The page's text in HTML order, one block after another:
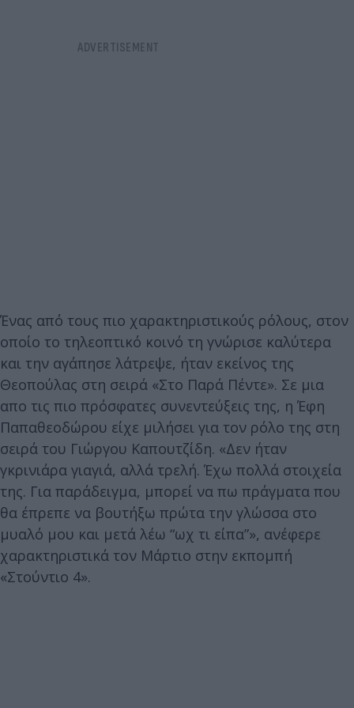
Ένας από τους πιο χαρακτηριστικούς ρόλους, στον
οποίο το τηλεοπτικό κοινό τη γνώρισε καλύτερα
και την αγάπησε λάτρεψε, ήταν εκείνος της
Θεοπούλας στη σειρά «Στο Παρά Πέντε». Σε μια
απο τις πιο πρόσφατες συνεντεύξεις της, η Έφη
Παπαθεοδώρου είχε μιλήσει για τον ρόλο της στη
σειρά του Γιώργου Καπουτζίδη. «Δεν ήταν
γκρινιάρα γιαγιά, αλλά τρελή. Έχω πολλά στοιχεία
της. Για παράδειγμα, μπορεί να πω πράγματα που
θα έπρεπε να βουτήξω πρώτα την γλώσσα στο
μυαλό μου και μετά λέω “ωχ τι είπα”», ανέφερε
χαρακτηριστικά τον Μάρτιο στην εκπομπή
«Στούντιο 4».